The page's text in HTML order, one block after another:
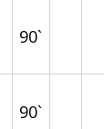
90`
90`